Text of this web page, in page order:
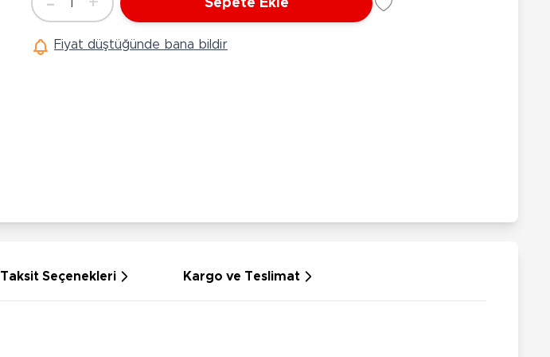
Bebek Araç Gereçleri
Ürünleri
Akülü Araçlar
Bin Git Araçlar
Çeşitli Peluşlar
Adet
1 Sepete Ekle
Fiyat düştüğünde bana bildir
Taksit Seçenekleri Kargo ve Teslimat